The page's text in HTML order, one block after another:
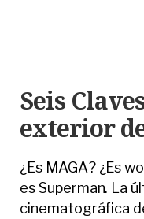
Seis
exterior
¿Es MAGA? ¿Es
es Superman. La
cinematográfica